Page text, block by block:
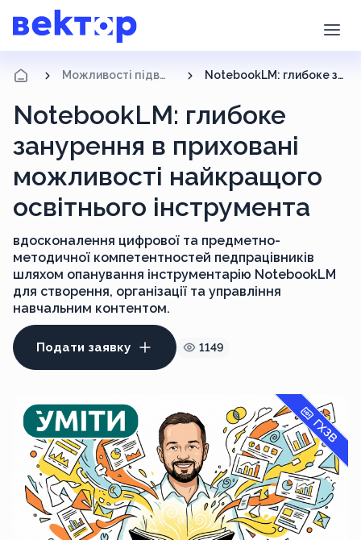
Можливості підвищення кваліфікації NotebookLM: глибоке занурення в приховані можливості найкращого освітнього інструмента
NotebookLM: глибоке
занурення в приховані
можливості найкращого
освітнього інструмента
вдосконалення цифрової та предметно-
методичної компетентностей педпрацівників
шляхом опанування інструментарію NotebookLM
для створення, організації та управління
навчальним контентом.
Подати заявку 1149
ГХЗВ